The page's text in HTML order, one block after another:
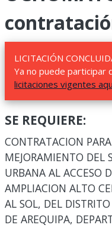
LICITACIÓN
Ya no puede participar
licitaciones vigentes
SE REQUIERE:
CONTRATACION
MEJORAMIENTO DEL
URBANA AL ACCESO
AMPLIACION ALTO
AL SOL, DEL
DE AREQUIPA,